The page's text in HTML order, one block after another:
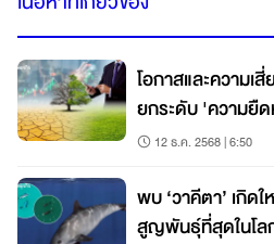
โอกาสและความเ
ยกระดับ 'ความยื
12 ธ.ค. 2568 | 6:50
พบ ‘วาคีตา’ เกิด
สูญพันธุ์ที่สุดในโล